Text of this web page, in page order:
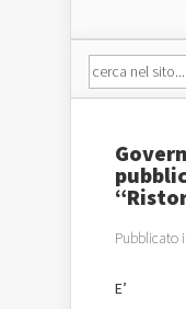
Pubblicato
E’